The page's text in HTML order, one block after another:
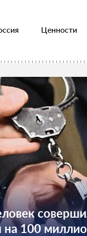
Ценности
на 100